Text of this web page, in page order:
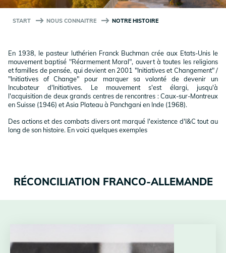
START NOUS CONNAITRE NOTRE HISTOIRE
En 1938, le pasteur luthérien Franck Buchman crée aux Etats-Unis le
mouvement baptisé "Réarmement Moral", ouvert à toutes les religions
et familles de pensée, qui devient en 2001 "Initiatives et Changement" /
"Initiatives of Change" pour marquer sa volonté de devenir un
Incubateur d'Initiatives. Le mouvement s'est élargi, jusqu'à
l'acquisitionde deux grands centres de rencontres : Caux-sur-Montreux
en Suisse (1946) et Asia Plateau à Panchgani en Inde (1968).
Des actions et des combats divers ont marqué l'existence d'I&C tout au
long de son histoire. En voici quelques exemples
RÉCONCILIATION FRANCO-ALLEMANDE